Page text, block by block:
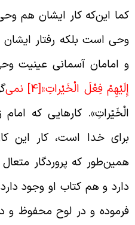
‌این‌که کار ایشان هم
است بلکه رفتار ایشان
امامان آسمانی عینیت
فِعْلَ الْخَيْراتِ»[4] نمی‌
کارهایی که امام
خدا است، کار این
که پروردگار متعال
و هم کتاب او وجود
و در لوح محفوظ و